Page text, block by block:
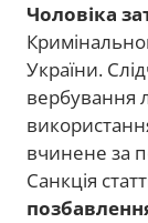
Чоловіка
України.
вербування
вчинене за
Санкція